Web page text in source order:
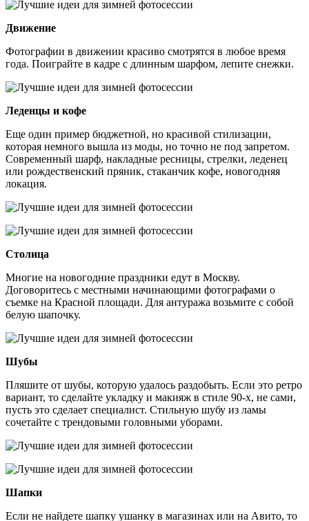
Движение
Фотографии в движении красиво смотрятся в любое время
года. Поиграйте в кадре с длинным шарфом, лепите снежки.
Леденцы и кофе
Еще один пример бюджетной, но красивой стилизации,
которая немного вышла из моды, но точно не под запретом.
Современный шарф, накладные ресницы, стрелки, леденец
или рождественский пряник, стаканчик кофе, новогодняя
локация.
Столица
Многие на новогодние праздники едут в Москву.
Договоритесь с местными начинающими фотографами о
съемке на Красной площади. Для антуража возьмите с собой
белую шапочку.
Шубы
Пляшите от шубы, которую удалось раздобыть. Если это ретро
вариант, то сделайте укладку и макияж в стиле 90-х, не сами,
пусть это сделает специалист. Стильную шубу из ламы
сочетайте с трендовыми головными уборами.
Шапки
Если не найдете шапку ушанку в магазинах или на Авито, то